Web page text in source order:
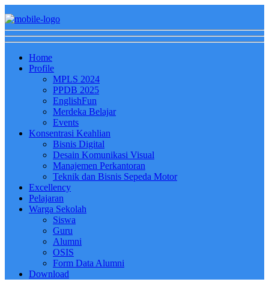
Home
Profile
MPLS 2024
PPDB 2025
EnglishFun
Merdeka Belajar
Events
Konsentrasi Keahlian
Bisnis Digital
Desain Komunikasi Visual
Manajemen Perkantoran
Teknik dan Bisnis Sepeda Motor
Excellency
Pelajaran
Warga Sekolah
Siswa
Guru
Alumni
OSIS
Form Data Alumni
Download